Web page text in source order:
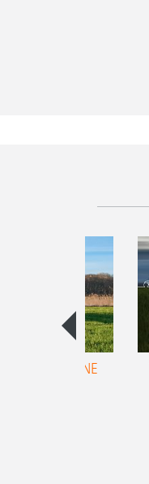
für AMAZONE